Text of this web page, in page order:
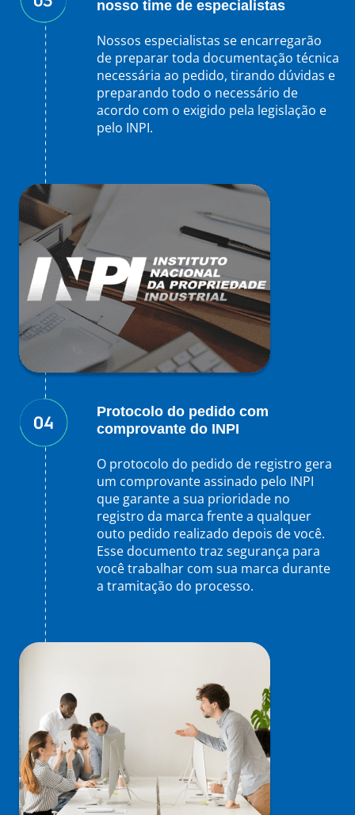
nosso time de especialistas
Nossos especialistas se encarregarão
de preparar toda documentação técnica
necessária ao pedido, tirando dúvidas e
preparando todo o necessário de
acordo com o exigido pela legislação e
pelo INPI.
Protocolo do pedido com
comprovante do INPI
O protocolo do pedido de registro gera
um comprovante assinado pelo INPI
que garante a sua prioridade no
registro da marca frente a qualquer
outo pedido realizado depois de você.
Esse documento traz segurança para
você trabalhar com sua marca durante
a tramitação do processo.